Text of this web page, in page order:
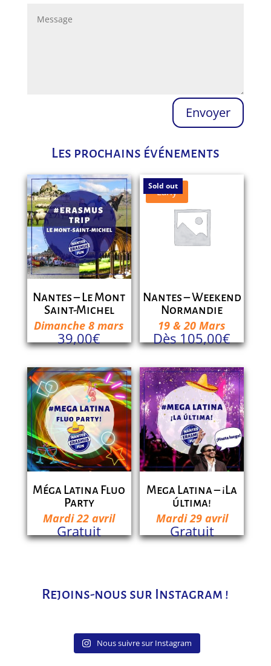
Envoyer
Les prochains événements
Nantes – Le Mont
Saint-Michel
Dimanche 8 mars
39,00€
Sold out
Early
Nantes – Weekend
Normandie
19 & 20 Mars
Dès105,00€
Méga Latina Fluo
Party
Mardi 22 avril
Gratuit
Mega Latina – ¡La
última!
Mardi 29 avril
Gratuit
Rejoins-nous sur Instagram !
Nous suivre sur Instagram